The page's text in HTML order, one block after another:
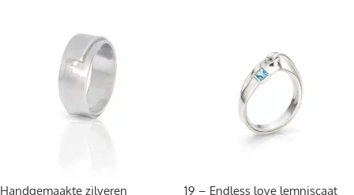
Handgemaakte zilveren 19 – Endless love lemniscaat